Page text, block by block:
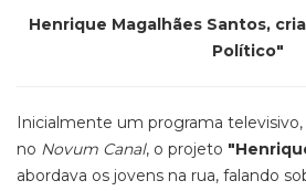
Henrique Magalhães Santos,
Político"
Inicialmente um programa
no Novum Canal, o projeto
abordava os jovens na rua, falando